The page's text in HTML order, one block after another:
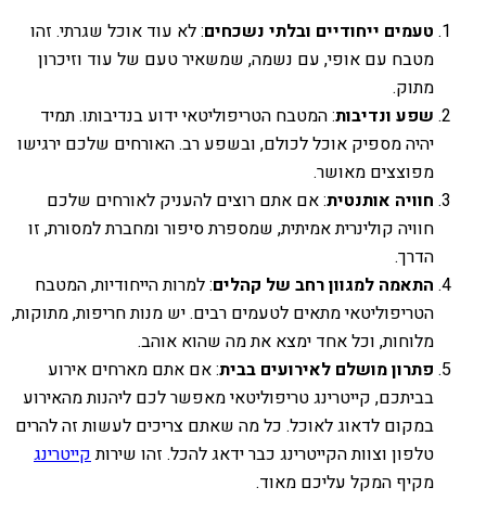
טעמים ייחודיים ובלתי נשכחים: לא עוד אוכל שגרתי. זהו
מטבח עם אופי, עם נשמה, שמשאיר טעם של עוד וזיכרון
מתוק.
שפע ונדיבות: המטבח הטריפוליטאי ידוע בנדיבותו. תמיד
יהיה מספיק אוכל לכולם, ובשפע רב. האורחים שלכם ירגישו
מפוצצים מאושר.
חוויה אותנטית: אם אתם רוצים להעניק לאורחים שלכם
חוויה קולינרית אמיתית, שמספרת סיפור ומחברת למסורת, זו
הדרך.
התאמה למגוון רחב של קהלים: למרות הייחודיות, המטבח
הטריפוליטאי מתאים לטעמים רבים. יש מנות חריפות, מתוקות,
מלוחות, וכל אחד ימצא את מה שהוא אוהב.
פתרון מושלם לאירועים בבית: אם אתם מארחים אירוע
בביתכם, קייטרינג טריפוליטאי מאפשר לכם ליהנות מהאירוע
במקום לדאוג לאוכל. כל מה שאתם צריכים לעשות זה להרים
טלפון וצוות הקייטרינג כבר ידאג להכל. זהו שירותקייטרינג
מקיף המקל עליכם מאוד.